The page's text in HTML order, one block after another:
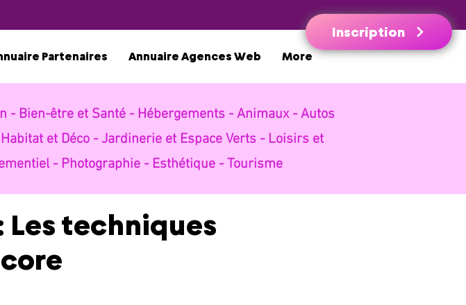
Inscription
Partenaires Annuaire Agences Web More
- Bien-être et Santé - Hébergements -Animaux -Autos
Habitat et Déco -Jardinerie et Espace Verts - Loisirs et
- Photographie - Esthétique -Tourisme
techniques